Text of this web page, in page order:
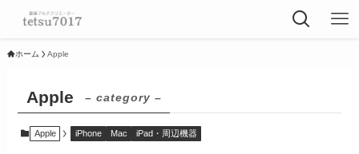
ホーム Apple
Apple – category –
Apple iPhone Mac iPad・周辺機器